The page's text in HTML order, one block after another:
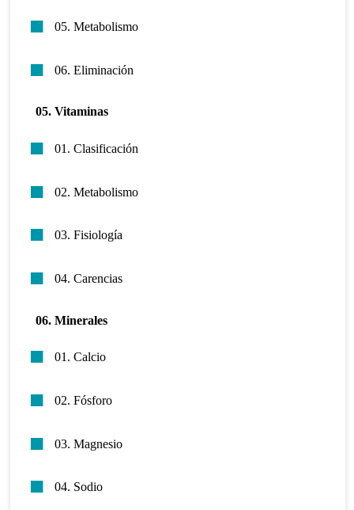
05. Metabolismo
06. Eliminación
05. Vitaminas
01. Clasificación
02. Metabolismo
03. Fisiología
04. Carencias
06. Minerales
01. Calcio
02. Fósforo
03. Magnesio
04. Sodio